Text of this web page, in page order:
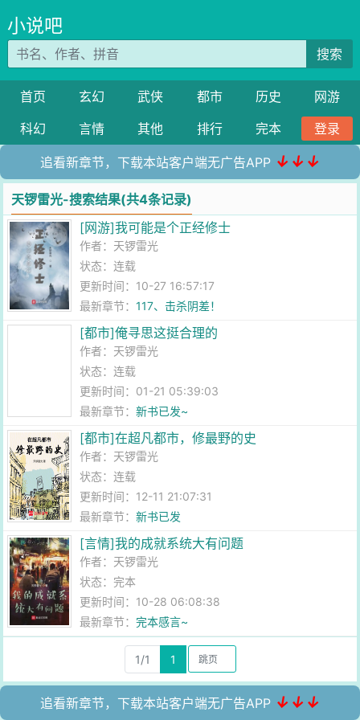
小说吧
搜索
首页 玄幻 武侠 都市 历史
网游
科幻
言情 其他 排行 完本 登录
追看新章节，下载本站客户端无广告APP ↓↓↓
天锣雷光-搜索结果(共4条记录)
[网游]我可能是个正经修士
作者： 天锣雷光
状态：连载
更新时间：10-27 16:57:17
最新章节：117、击杀阴差！
[都市]俺寻思这挺合理的
作者： 天锣雷光
状态：连载
更新时间：01-21 05:39:03
最新章节：新书已发~
[都市]在超凡都市，修最野的史
作者： 天锣雷光
状态：连载
更新时间：12-11 21:07:31
最新章节：新书已发
[言情]我的成就系统大有问题
作者： 天锣雷光
状态：完本
更新时间：10-28 06:08:38
最新章节：完本感言~
1/1 1
追看新章节，下载本站客户端无广告APP ↓↓↓